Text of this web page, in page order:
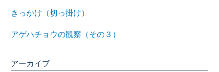
きっかけ（切っ掛け）
アゲハチョウの観察（その３）
アーカイブ